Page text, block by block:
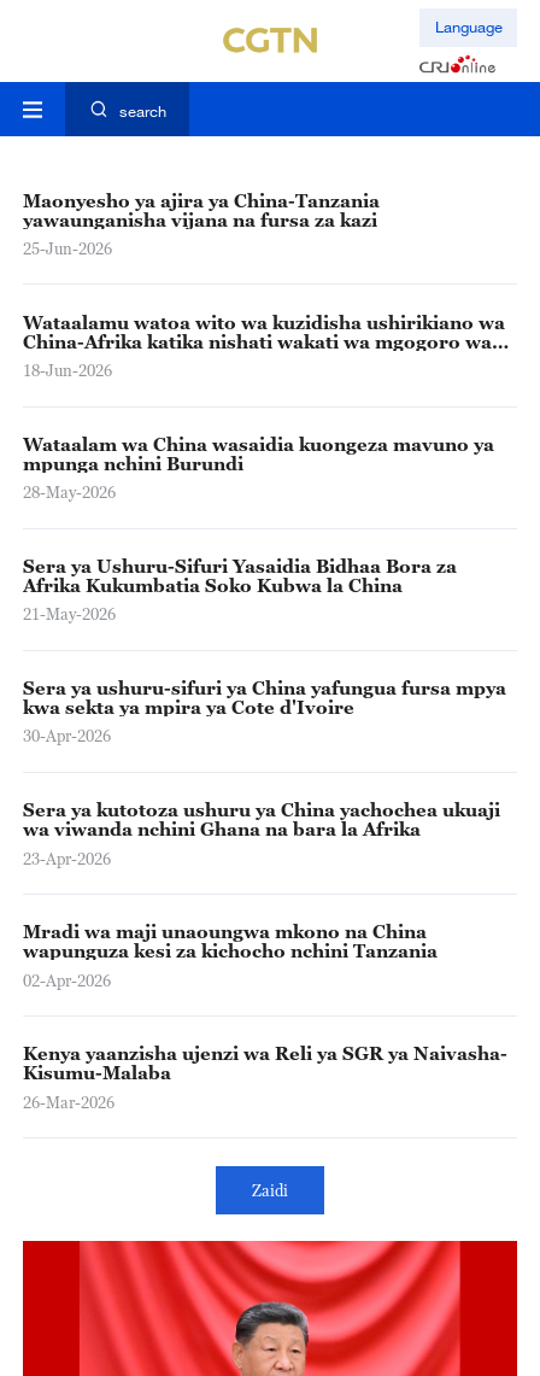
Language
search
Maonyesho ya ajira ya China-Tanzania
25-Jun-2026
Wataalamu watoa wito wa kuzidisha ushirikiano wa
China-Afrika katika nishati wakati wa mgogoro wa
Mashariki ya Kati
18-Jun-2026
Wataalam wa China wasaidia kuongeza mavuno ya
mpunga nchini Burundi
28-May-2026
Sera ya Ushuru-Sifuri Yasaidia Bidhaa Bora za
Afrika Kukumbatia Soko Kubwa la China
21-May-2026
Sera ya ushuru-sifuri ya China yafungua fursa mpya
30-Apr-2026
Sera ya kutotoza ushuru ya China yachochea ukuaji
wa viwanda nchini Ghana na bara la Afrika
23-Apr-2026
Mradi wa maji unaoungwa mkono na China
02-Apr-2026
Kenya yaanzisha ujenzi wa Reli ya SGR ya Naivasha-
Kisumu-Malaba
26-Mar-2026
Zaidi